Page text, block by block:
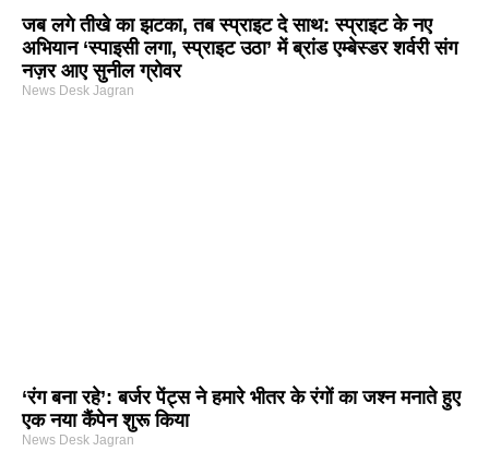
जब लगे तीखे का झटका, तब स्प्राइट दे साथ: स्प्राइट के नए
अभियान ‘स्पाइसी लगा, स्प्राइट उठा’ में ब्रांड एम्बेस्डर शर्वरी संग
नज़र आए सुनील ग्रोवर
News Desk Jagran
‘रंग बना रहे’: बर्जर पेंट्स ने हमारे भीतर के रंगों का जश्न मनाते हुए
एक नया कैंपेन शुरू किया
News Desk Jagran